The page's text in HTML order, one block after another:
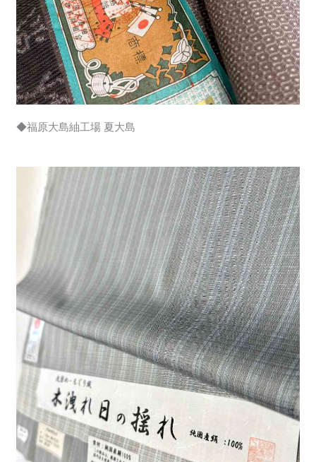
◆福原大島紬工場 夏大島